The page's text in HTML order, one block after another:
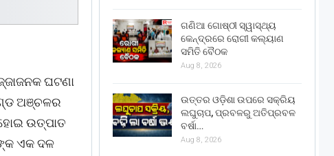
ଘଟଣା
ଅଞ୍ଚଳର
ଉତ୍ପାତ
ଏକ ଦଳ
ଗଣିଆ ଗୋଷ୍ଠୀ ସ୍ୱାସ୍ଥ୍ୟ
କେନ୍ଦ୍ରରେ ରୋଗୀ କଲ୍ୟାଣ
ସମିତି ବୈଠକ
Aug 8, 2026
ଉତ୍ତର ଓଡ଼ିଶା ଉପରେ ସକ୍ରିୟ
ଲଘୁଚାପ, ପ୍ରବଳରୁ ଅତିପ୍ରବଳ
ବର୍ଷା…
Aug 8, 2026